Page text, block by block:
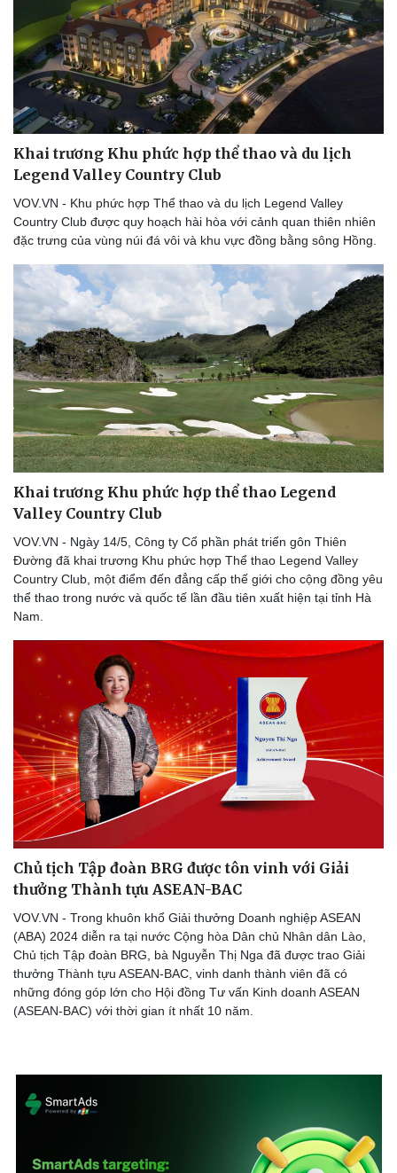
Thông tin doanh nghiệp
Doanh nghiệp 24h
Doanh nhân
Vì cộng đồng
Sành điệu
Tin Công nghệ
Trải nghiệm
Chuyển đổi số
Sức khỏe
Dinh dưỡng - món ngon
Làm đẹp - giảm cân
Đời sống
Nhà đẹp
Khai trương Khu phức hợp thể thao và du lịch
Legend Valley Country Club
VOV.VN - Khu phức hợp Thể thao và du lịch Legend Valley
Country Club được quy hoạch hài hòa với cảnh quan thiên nhiên
đặc trưng của vùng núi đá vôi và khu vực đồng bằng sông Hồng.
Khai trương Khu phức hợp thể thao Legend
Valley Country Club
VOV.VN - Ngày 14/5, Công ty Cổ phần phát triển gôn Thiên
Đường đã khai trương Khu phức hợp Thể thao Legend Valley
Country Club, một điểm đến đẳng cấp thế giới cho cộng đồng yêu
thể thao trong nước và quốc tế lần đầu tiên xuất hiện tại tỉnh Hà
Nam.
Chủ tịch Tập đoàn BRG được tôn vinh với Giải
thưởng Thành tựu ASEAN-BAC
VOV.VN - Trong khuôn khổ Giải thưởng Doanh nghiệp ASEAN
(ABA) 2024 diễn ra tại nước Cộng hòa Dân chủ Nhân dân Lào,
Chủ tịch Tập đoàn BRG, bà Nguyễn Thị Nga đã được trao Giải
thưởng Thành tựu ASEAN-BAC, vinh danh thành viên đã có
những đóng góp lớn cho Hội đồng Tư vấn Kinh doanh ASEAN
(ASEAN-BAC) với thời gian ít nhất 10 năm.